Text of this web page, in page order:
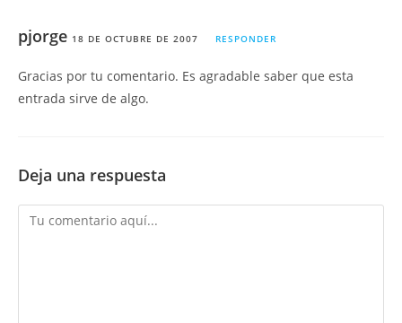
pjorge 18 DE OCTUBRE DE 2007 RESPONDER
Gracias por tu comentario. Es agradable saber que esta
entrada sirve de algo.
Deja una respuesta
Comentario